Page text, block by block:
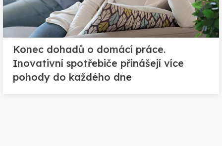
Konec dohadů o domácí práce.
Inovativní spotřebiče přinášejí více
pohody do každého dne